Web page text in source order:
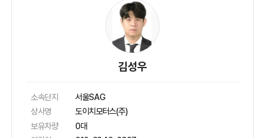
김성우
소속단지
서울SAG
상사명
도이치모터스(주)
보유차량
0대